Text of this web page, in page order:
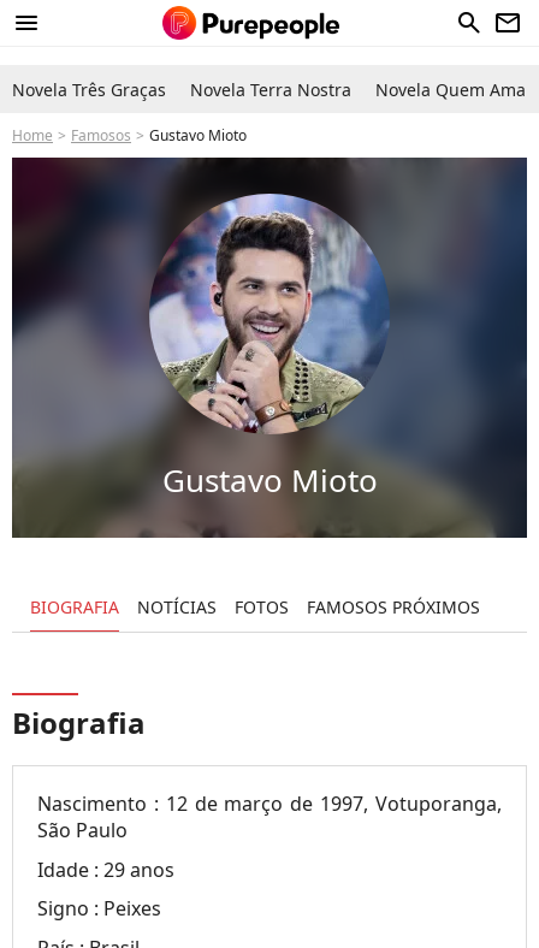
menu search newsletter
Novela Três Graças Novela Terra Nostra Novela Quem Ama
Home Famosos Gustavo Mioto
Gustavo Mioto
BIOGRAFIA NOTÍCIAS FOTOS FAMOSOS PRÓXIMOS
Biografia
Nascimento : 12 de março de 1997, Votuporanga,
São Paulo
Idade :29 anos
Signo : Peixes